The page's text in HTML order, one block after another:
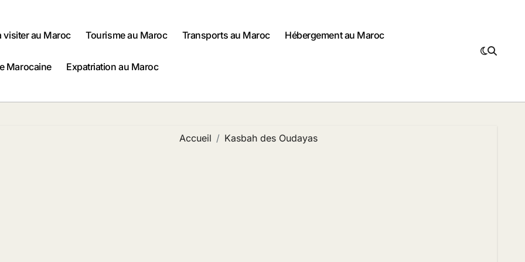
visiter au Maroc Tourisme au Maroc Transports au Maroc Hébergement au Maroc
Marocaine Expatriation au Maroc
Accueil Kasbah des Oudayas